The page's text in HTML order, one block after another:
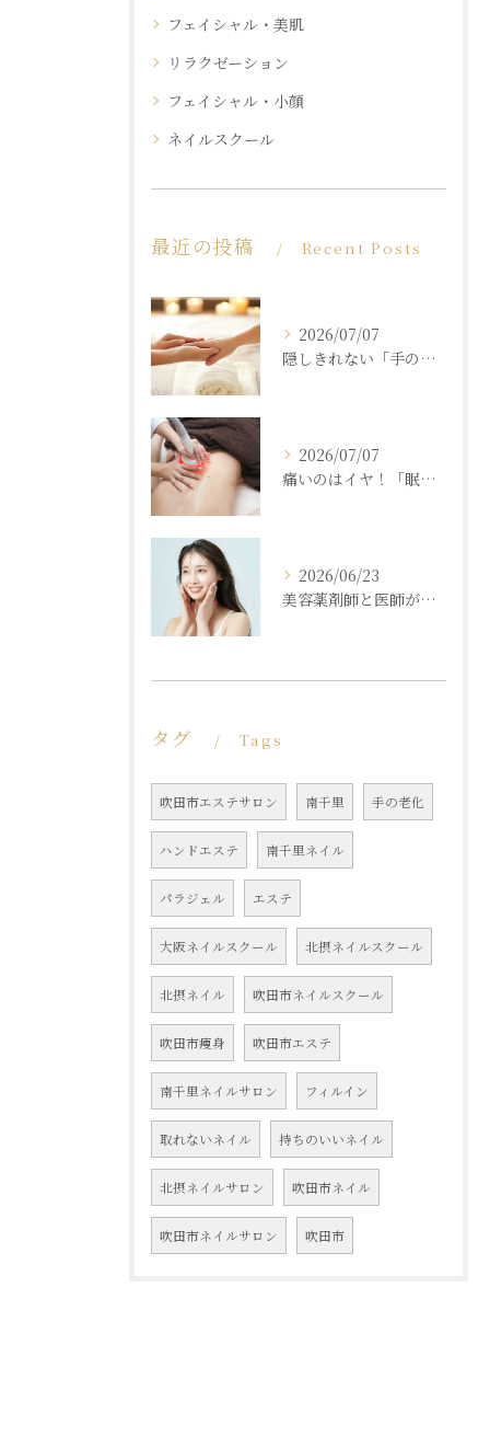
フェイシャル・美肌
リラクゼーション
フェイシャル・小顔
ネイルスクール
最近の投稿 Recent Posts
2026/07/07
隠しきれない「手の老化」を根本ケア！ふっくら若々しい手肌を取り戻す本格ハンドエステ
2026/07/07
痛いのはイヤ！「眠れるほど気持ちいいのに結果が出る」痩身エステの秘密
2026/06/23
美容薬剤師と医師が共同開発した商材と「真皮層フェイシャル」で内側からもっちり潤う素肌へ
タグ Tags
吹田市エステサロン 南千里 手の老化
ハンドエステ 南千里ネイル
パラジェル エステ
大阪ネイルスクール 北摂ネイルスクール
北摂ネイル 吹田市ネイルスクール
吹田市痩身 吹田市エステ
南千里ネイルサロン フィルイン
取れないネイル 持ちのいいネイル
北摂ネイルサロン 吹田市ネイル
吹田市ネイルサロン 吹田市